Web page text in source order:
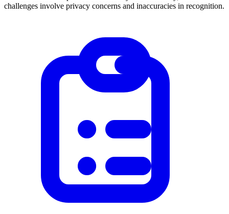
challenges involve privacy concerns and inaccuracies in recognition.